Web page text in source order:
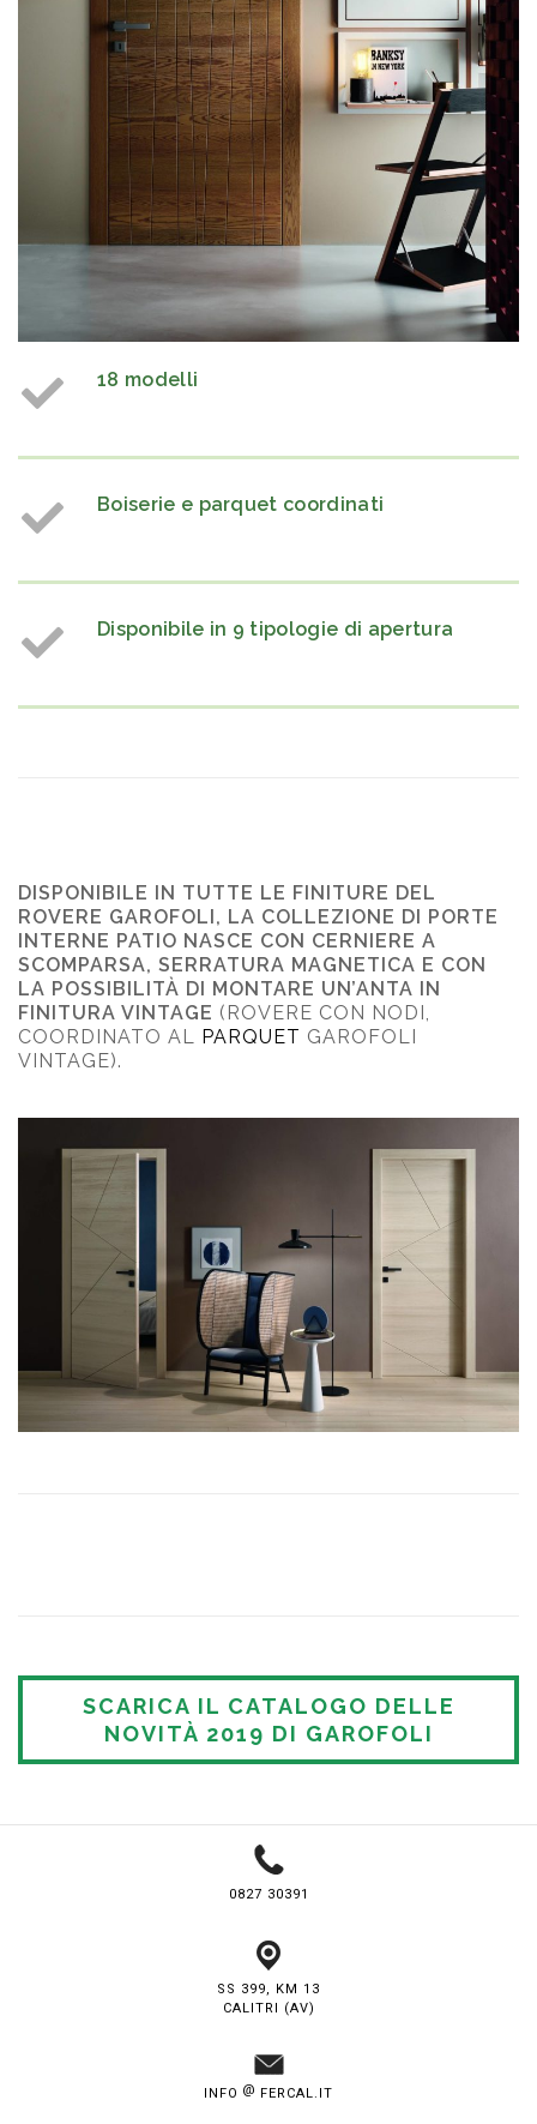
18 modelli
Boiserie e parquet coordinati
Disponibile in 9 tipologie di apertura
DISPONIBILE IN TUTTE LE FINITURE DEL
ROVERE GAROFOLI, LA COLLEZIONE DI PORTE
INTERNE PATIO NASCE CON CERNIERE A
SCOMPARSA, SERRATURA MAGNETICA E CON
LA POSSIBILITÀ DI MONTARE UN’ANTA IN
FINITURA VINTAGE (ROVERE CON NODI,
COORDINATO AL PARQUET GAROFOLI
VINTAGE).
SCARICA IL CATALOGO DELLE
NOVITÀ 2019 DI GAROFOLI
0827 30391
SS 399, KM 13
CALITRI (AV)
INFO @ FERCAL.IT